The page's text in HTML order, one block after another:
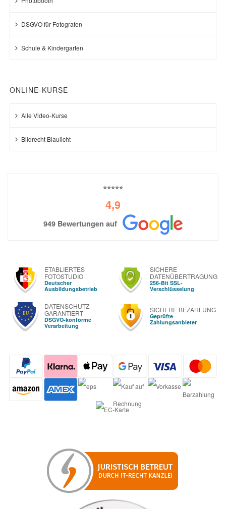
DSGVO für Fotografen
Schule & Kindergarten
ONLINE-KURSE
Alle Video-Kurse
Bildrecht Blaulicht
⭐⭐⭐⭐⭐
4,9
949 Bewertungen auf
ETABLIERTES
FOTOSTUDIO
Deutscher
Ausbildungsbetrieb
SICHERE
DATENÜBERTRAGUNG
256-Bit SSL-
Verschlüsselung
DATENSCHUTZ
GARANTIERT
DSGVO-konforme
Verarbeitung
SICHERE BEZAHLUNG
Geprüfte
Zahlungsanbieter